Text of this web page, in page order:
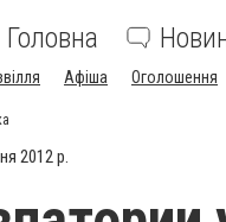
Головна
Афіша Оголошення
2012 р.